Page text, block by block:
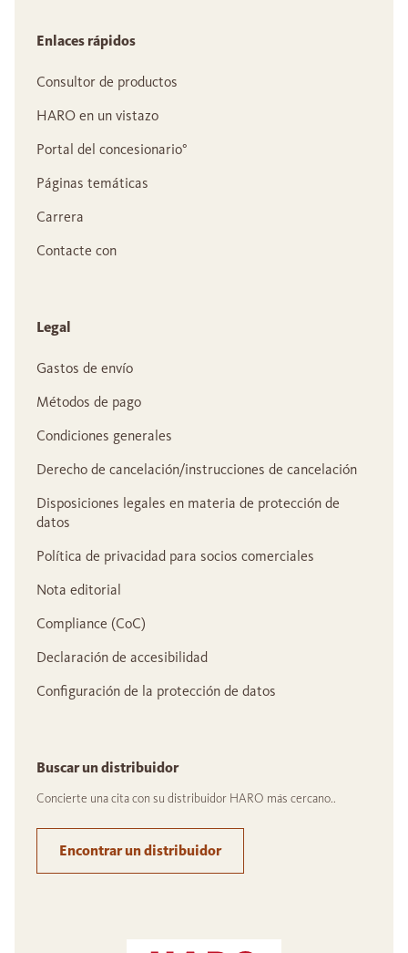
Enlaces rápidos
Consultor de productos
HARO en un vistazo
Portal del concesionario°
Páginas temáticas
Carrera
Contacte con
Legal
Gastos de envío
Métodos de pago
Condiciones generales
Derecho de cancelación/instrucciones de cancelación
Disposiciones legales en materia de protección de
datos
Política de privacidad para socios comerciales
Nota editorial
Compliance (CoC)
Declaración de accesibilidad
Configuración de la protección de datos
Buscar un distribuidor
Concierte una cita con su distribuidor HARO más cercano..
Encontrar un distribuidor